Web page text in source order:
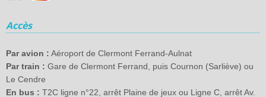
Accès
Par avion : Aéroport de Clermont Ferrand-Aulnat
Par train : Gare de Clermont Ferrand, puis Cournon (Sarliève) ou
Le Cendre
En bus : T2C ligne n°22, arrêt Plaine de jeux ou Ligne C, arrêt Av.